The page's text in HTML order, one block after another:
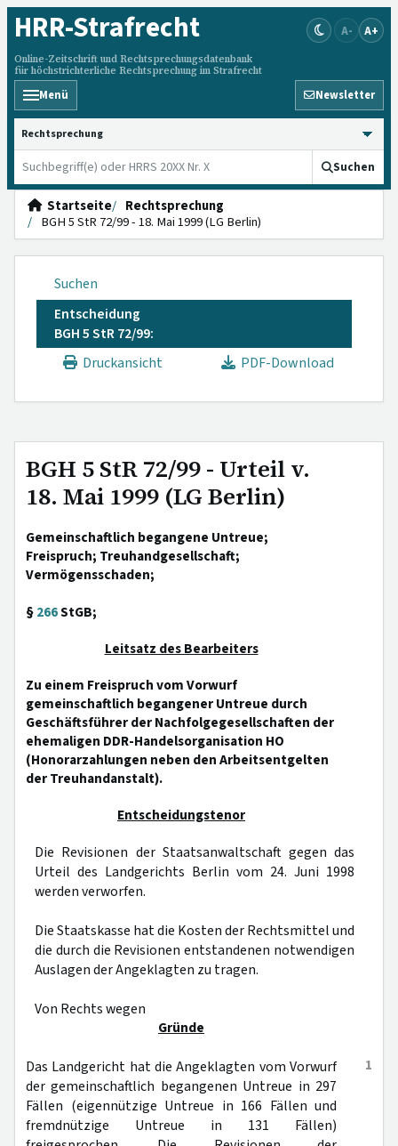
HRR-Strafrecht
Online-Zeitschrift und Rechtsprechungsdatenbank
für höchstrichterliche Rechtsprechung im Strafrecht
A- A+
Menü Newsletter
HRRS durchsuchen
Suchen
Startseite
Rechtsprechung
BGH 5 StR 72/99 - 18. Mai 1999 (LG Berlin)
Suchen
Entscheidung
BGH 5 StR 72/99:
Druckansicht
PDF-Download
BGH 5 StR 72/99 - Urteil v.
18. Mai 1999 (LG Berlin)
Gemeinschaftlich begangene Untreue;
Freispruch; Treuhandgesellschaft;
Vermögensschaden;
§266StGB;
Leitsatz des Bearbeiters
Zu einem Freispruch vom Vorwurf
gemeinschaftlich begangener Untreue durch
Geschäftsführer der Nachfolgegesellschaften der
ehemaligen DDR-Handelsorganisation HO
(Honorarzahlungen neben den Arbeitsentgelten
der Treuhandanstalt).
Entscheidungstenor
Die Revisionen der Staatsanwaltschaft gegen das
Urteil des Landgerichts Berlin vom 24. Juni 1998
werden verworfen.
Die Staatskasse hat die Kosten der Rechtsmittel und
die durch die Revisionen entstandenen notwendigen
Auslagen der Angeklagten zu tragen.
Von Rechts wegen
Gründe
1
Das Landgericht hat die Angeklagten vom Vorwurf
der gemeinschaftlich begangenen Untreue in 297
Fällen (eigennützige Untreue in 166 Fällen und
fremdnützige Untreue in 131 Fällen)